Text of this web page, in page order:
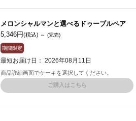
メロンシャルマンと選べるドゥーブルペア
5,346円(税込) ～ (完売)
期間限定
最短お届け日： 2026年08月11日
商品詳細画面でケーキを選択してください。
ご購入はこちら